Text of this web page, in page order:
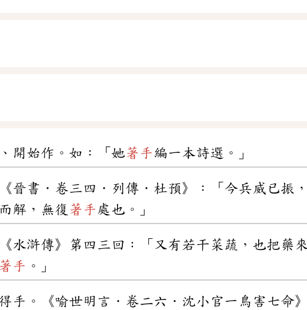
開始作。如：「她著手 編一本詩選。」
晉書．卷三四．列傳．杜預》：「今兵威已振
解，無復 著手 處也。」
水滸傳》第四三回：「又有若干菜蔬，也把藥
著手 。」
手。《喻世明言．卷二六．沈小官一鳥害七命